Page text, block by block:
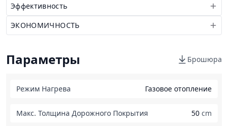
Эффективность
ЭКОНОМИЧНОСТЬ
Параметры Брошюра
Режим Нагрева Газовое отопление
Макс. Толщина Дорожного Покрытия 50 cm